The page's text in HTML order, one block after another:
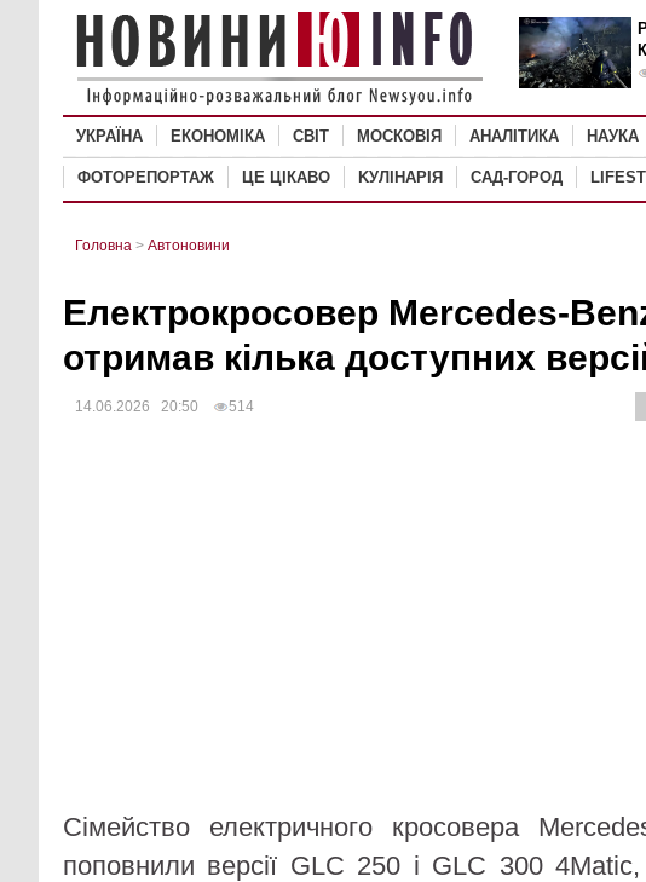
УКРАЇНА ЕКОНОМІКА СВІТ MОСКОВІЯ АНАЛІТИКА НАУКА
ФОТОРЕПОРТАЖ ЦЕ ЦІКАВО KУЛІНАРІЯ САД-ГОРОД
Головна > Автоновини
Електрокросовер Mercedes-
отримав кілька доступних
14.06.2026 20:50 514
Сімейство електричного кросовера
поповнили версії GLC 250 і GLC 300